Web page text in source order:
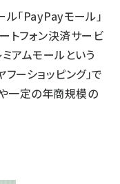
「PayPayモール」
トフォン決済サービ
アムモールという
ーショッピング」で
一定の年商規模の